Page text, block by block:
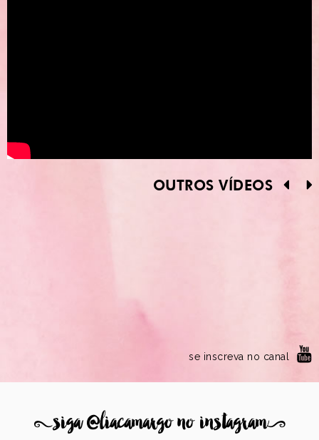
OUTROS VÍDEOS
se inscreva no canal
8siga @liacamargo no instagram9